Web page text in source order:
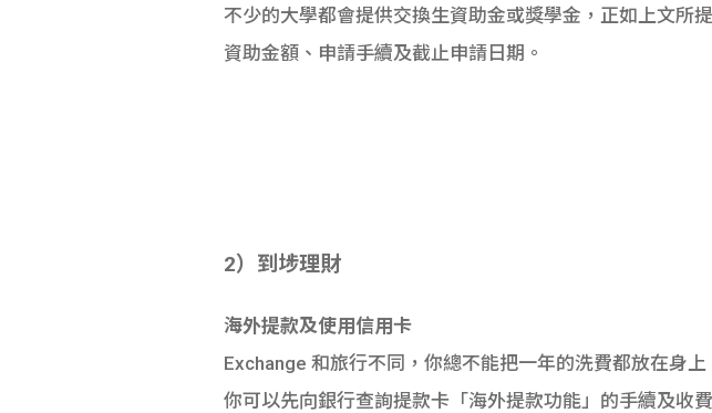
不少的大學都會提供交換生資助金或獎學金，正如上文所
資助金額、申請手續及截止申請日期。
2）到埗理財
海外提款及使用信用卡
Exchange 和旅行不同，你總不能把一年的洗費都放在身
你可以先向銀行查詢提款卡「海外提款功能」的手續及收